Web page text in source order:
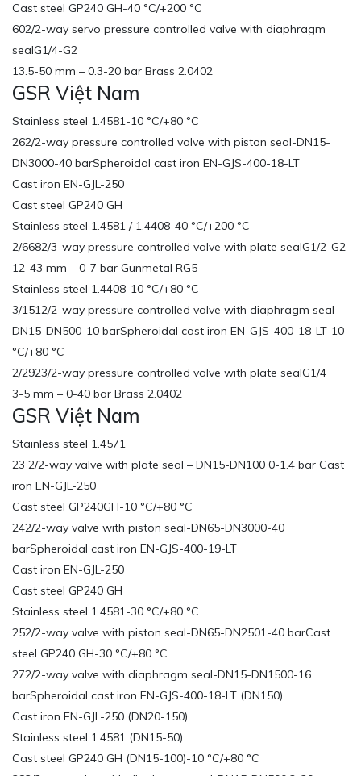
Cast steel GP240 GH-40 °C/+200 °C
602/2-way servo pressure controlled valve with diaphragm
sealG1/4-G2
13.5-50 mm – 0.3-20 bar Brass 2.0402
GSR Việt Nam
Stainless steel 1.4581-10 °C/+80 °C
262/2-way pressure controlled valve with piston seal-DN15-
DN3000-40 barSpheroidal cast iron EN-GJS-400-18-LT
Cast iron EN-GJL-250
Cast steel GP240 GH
Stainless steel 1.4581 / 1.4408-40 °C/+200 °C
2/6682/3-way pressure controlled valve with plate sealG1/2-G2
12-43 mm – 0-7 bar Gunmetal RG5
Stainless steel 1.4408-10 °C/+80 °C
3/1512/2-way pressure controlled valve with diaphragm seal-
DN15-DN500-10 barSpheroidal cast iron EN-GJS-400-18-LT-10
°C/+80 °C
2/2923/2-way pressure controlled valve with plate sealG1/4
3-5 mm – 0-40 bar Brass 2.0402
GSR Việt Nam
Stainless steel 1.4571
23 2/2-way valve with plate seal – DN15-DN100 0-1.4 bar Cast
iron EN-GJL-250
Cast steel GP240GH-10 °C/+80 °C
242/2-way valve with piston seal-DN65-DN3000-40
barSpheroidal cast iron EN-GJS-400-19-LT
Cast iron EN-GJL-250
Cast steel GP240 GH
Stainless steel 1.4581-30 °C/+80 °C
252/2-way valve with piston seal-DN65-DN2501-40 barCast
steel GP240 GH-30 °C/+80 °C
272/2-way valve with diaphragm seal-DN15-DN1500-16
barSpheroidal cast iron EN-GJS-400-18-LT (DN150)
Cast iron EN-GJL-250 (DN20-150)
Stainless steel 1.4581 (DN15-50)
Cast steel GP240 GH (DN15-100)-10 °C/+80 °C